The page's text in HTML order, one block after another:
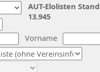
Vorname
AUT-Elolisten
13.945